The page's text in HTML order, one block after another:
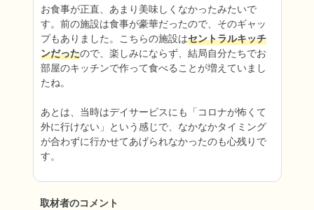
お食事が正直、あまり美味しくなかったみたいで
す。前の施設は食事が豪華だったので、そのギャッ
プもありました。こちらの施設はセントラルキッチ
ンだったので、楽しみにならず、結局自分たちでお
部屋のキッチンで作って食べることが増えていまし
たね。
あとは、当時はデイサービスにも「コロナが怖くて
外に行けない」という感じで、なかなかタイミング
が合わずに行かせてあげられなかったのも心残りで
す。
取材者のコメント